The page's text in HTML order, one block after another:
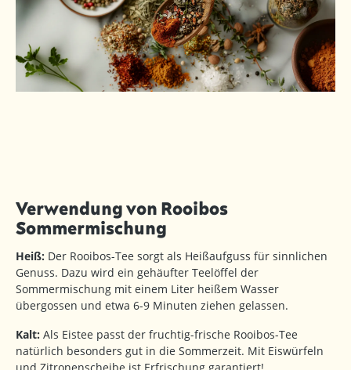
Verwendung von Rooibos
Sommermischung
Heiß: Der Rooibos-Tee sorgt als Heißaufguss für sinnlichen
Genuss. Dazu wird ein gehäufter Teelöffel der
Sommermischung mit einem Liter heißem Wasser
übergossen und etwa 6-9 Minuten ziehen gelassen.
Kalt: Als Eistee passt der fruchtig-frische Rooibos-Tee
natürlich besonders gut in die Sommerzeit. Mit Eiswürfeln